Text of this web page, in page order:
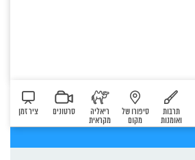
תרבות
ואומנות
סיפורו של
מקום
ריאליה
מקראית
סרטונים ציר זמן